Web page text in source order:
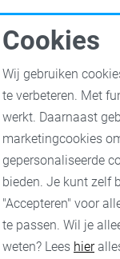
of Art vesten
Noodzakelijke
Analytische
Cookies
Wij gebruiken
te verbeteren. Met
werkt. Daarnaast
marketingcookies
gepersonaliseerde
bieden. Je kunt zelf
"Accepteren" voor
te passen. Wil je
weten? Lees hier